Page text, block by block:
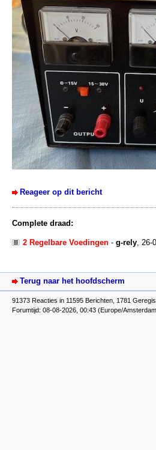
Reageer op dit bericht
Complete draad:
2 Regelbare Voedingen - g-rely, 26-
Terug naar het hoofdscherm
91373 Reacties in 11595 Berichten, 1781
Forumtijd: 08-08-2026, 00:43 (Europe/